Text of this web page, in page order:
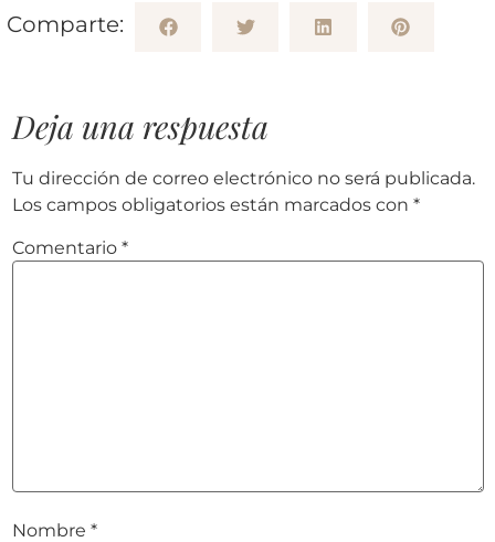
Comparte:
Deja una respuesta
Tu dirección de correo electrónico no será publicada.
Los campos obligatorios están marcados con *
Comentario *
Nombre *